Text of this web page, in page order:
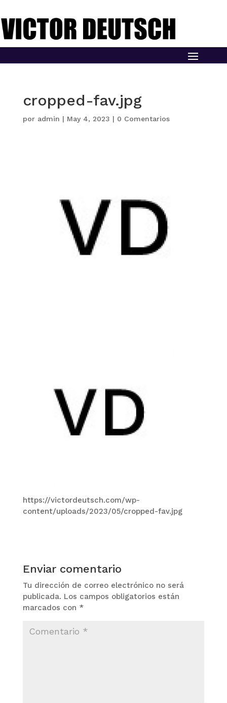
cropped-fav.jpg
por admin | May 4, 2023 | 0 Comentarios
https://victordeutsch.com/wp-
content/uploads/2023/05/cropped-fav.jpg
Enviar comentario
Tu dirección de correo electrónico no será
publicada. Los campos obligatorios están
marcados con *